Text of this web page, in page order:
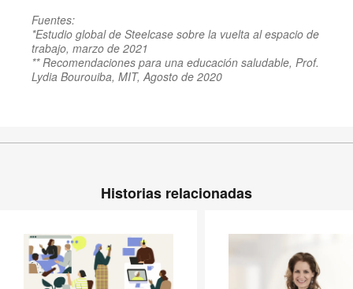
Fuentes:
*Estudio global de Steelcase sobre la vuelta al espacio de
trabajo, marzo de 2021
** Recomendaciones para una educación saludable, Prof.
Lydia Bourouiba, MIT, Agosto de 2020
Historias relacionadas